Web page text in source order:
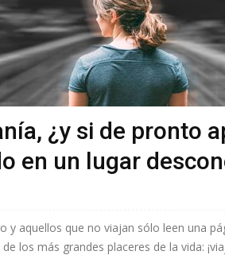
¿y si de pronto
en un lugar
y aquellos que no viajan sólo leen una
los más grandes placeres de la vida: